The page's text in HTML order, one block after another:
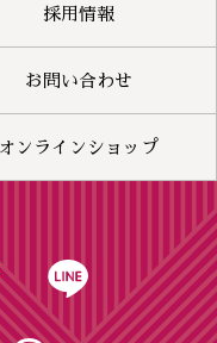
採用情報
お問い合わせ
オンラインショップ